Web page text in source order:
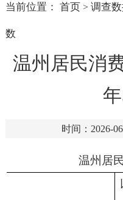
当前位置： 首页 > 调查
数
温州居民消
年
时间：2026-
温州 居